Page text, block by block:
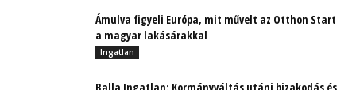
Ámulva figyeli Európa, mit művelt az Otthon Start
a magyar lakásárakkal
Ingatlan